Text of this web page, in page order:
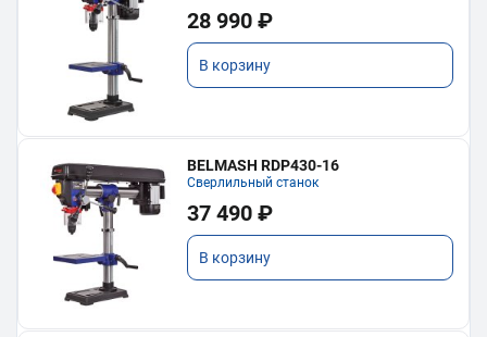
28 990 ₽
В корзину
BELMASH RDP430-16
Сверлильный станок
37 490 ₽
В корзину